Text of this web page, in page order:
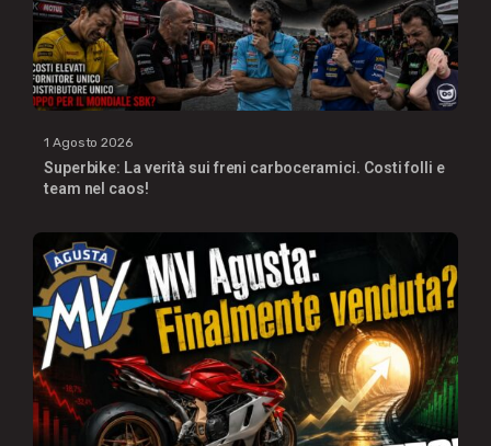
1 Agosto 2026
Superbike: La verità sui freni carboceramici. Costi folli e
team nel caos!